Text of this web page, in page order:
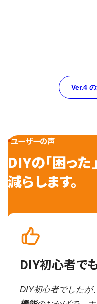
Ver.4
ユーザーの声
DIYの「困った
減らします。
DIY初心者で
DIY初心者でしたが、